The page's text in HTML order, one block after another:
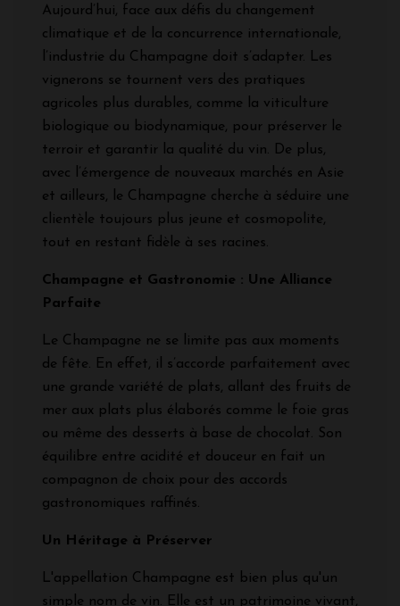
Aujourd’hui, face aux défis du changement
climatique et de la concurrence internationale,
l’industrie du Champagne doit s’adapter. Les
vignerons se tournent vers des pratiques
agricoles plus durables, comme la viticulture
biologique ou biodynamique, pour préserver le
terroir et garantir la qualité du vin. De plus,
avec l’émergence de nouveaux marchés en Asie
et ailleurs, le Champagne cherche à séduire une
clientèle toujours plus jeune et cosmopolite,
tout en restant fidèle à ses racines.
Champagne et Gastronomie : Une Alliance
Parfaite
Le Champagne ne se limite pas aux moments
de fête. En effet, il s’accorde parfaitement avec
une grande variété de plats, allant des fruits de
mer aux plats plus élaborés comme le foie gras
ou même des desserts à base de chocolat. Son
équilibre entre acidité et douceur en fait un
compagnon de choix pour des accords
gastronomiques raffinés.
Un Héritage à Préserver
L'appellation Champagne est bien plus qu'un
simple nom de vin. Elle est un patrimoine vivant,